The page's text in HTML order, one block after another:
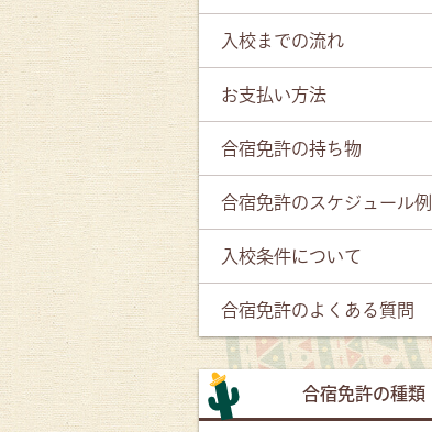
入校までの流れ
お支払い方法
合宿免許の持ち物
合宿免許のスケジュール例
入校条件について
合宿免許のよくある質問
合宿免許の種類